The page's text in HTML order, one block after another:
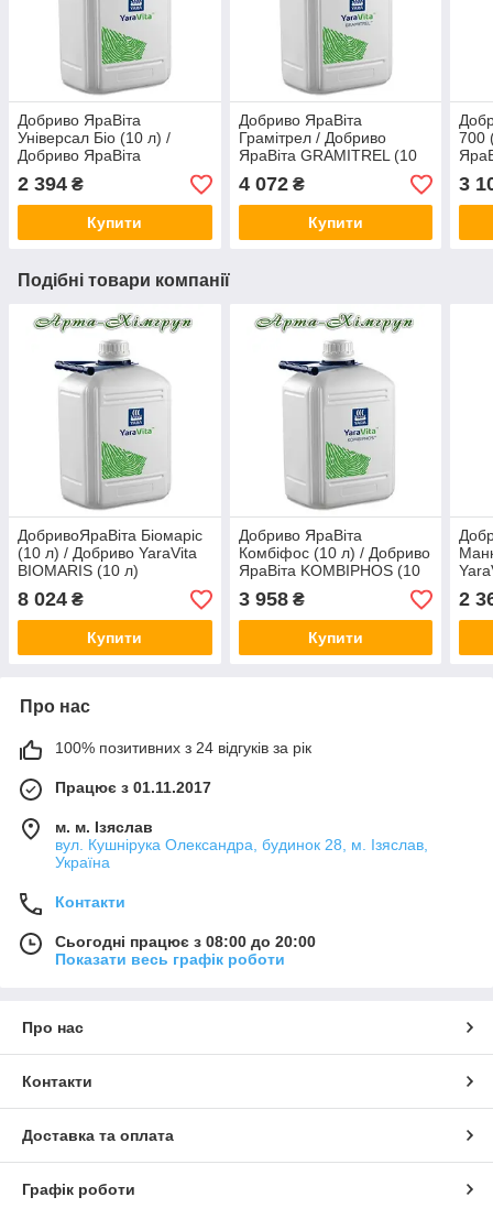
Добриво ЯраВіта
Універсал Біо (10 л) /
Добриво ЯраВіта
UNIVERSAL BIO (10 л)
2 394 ₴
Купити
Добриво ЯраВіта
Грамітрел / Добриво
ЯраВіта GRAMITREL (10
л)
4 072₴
Купити
700
л)
3
Подібні товари компанії
ДобривоЯраВіта Біомаріс
(10 л) / Добриво YaraVita
BIOMARIS (10 л)
8 024 ₴
Купити
Добриво ЯраВіта
Комбіфос (10 л) / Добриво
ЯраВіта KOMBIPHOS (10
3 958₴
Купити
2
Про нас
100% позитивних з 24 відгуків за рік
Працює з 01.11.2017
м. м. Ізяслав
вул. Кушнірука Олександра, будинок 28, м. Ізяслав,
Україна
Контакти
Сьогодні працює з 08:00 до 20:00
Показати весь графік роботи
Про нас
Контакти
Доставка та оплата
Графік роботи